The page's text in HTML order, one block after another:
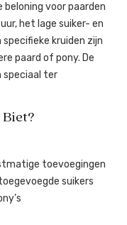
beloning voor paarden
het lage suiker- en
kruiden zijn
paard of pony. De
speciaal ter
Biet?
toevoegingen
suikers